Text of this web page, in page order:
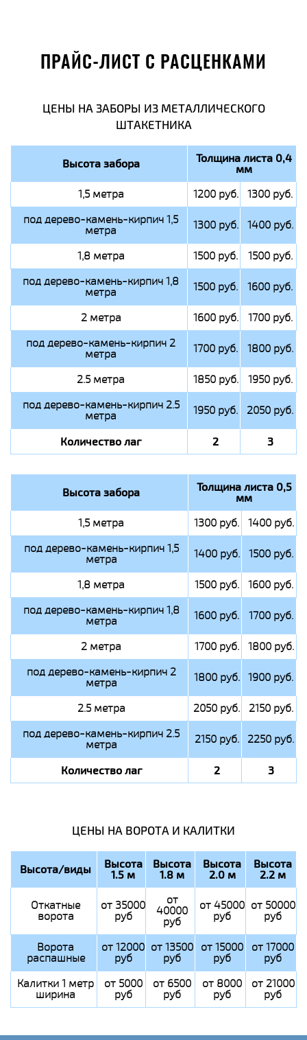
ПРАЙС-ЛИСТ С РАСЦЕНКАМИ
ЦЕНЫ НА ЗАБОРЫ ИЗ МЕТАЛЛИЧЕСКОГО
ШТАКЕТНИКА
Высота забора Толщина листа 0,4
мм
1,5 метра 1200 руб.
1300 руб.
под дерево-камень-кирпич 1,5
метра 1300 руб. 1400 руб.
1,8 метра 1500 руб.
1500 руб.
под дерево-камень-кирпич 1,8
метра 1500 руб. 1600 руб.
2 метра 1600 руб.
1700 руб.
под дерево-камень-кирпич 2
метра 1700 руб. 1800 руб.
2.5 метра 1850 руб.
1950 руб.
под дерево-камень-кирпич 2.5
метра 1950 руб. 2050 руб.
Количество лаг 2 3
Высота забора Толщина листа 0,5
мм
1,5 метра 1300 руб.
1400 руб.
под дерево-камень-кирпич 1,5
метра 1400 руб. 1500 руб.
1,8 метра 1500 руб.
1600 руб.
под дерево-камень-кирпич 1,8
метра 1600 руб. 1700 руб.
2 метра 1700 руб.
1800 руб.
под дерево-камень-кирпич 2
метра 1800 руб. 1900 руб.
2.5 метра 2050 руб.
2150 руб.
под дерево-камень-кирпич 2.5
метра 2150 руб. 2250 руб.
Количество лаг 2 3
ЦЕНЫ НА ВОРОТА И КАЛИТКИ
Высота/виды Высота
1.5 м
Высота
1.8 м
Высота
2.0 м
Высота
2.2 м
Откатные
ворота
от 35000
руб
от
40000
руб
от 45000
руб
от 50000
руб
Ворота
распашные
от 12000
руб
от 13500
руб
от 15000
руб
от 17000
руб
Калитки 1 метр
ширина
от 5000
руб
от 6500
руб
от 8000
руб
от 21000
руб